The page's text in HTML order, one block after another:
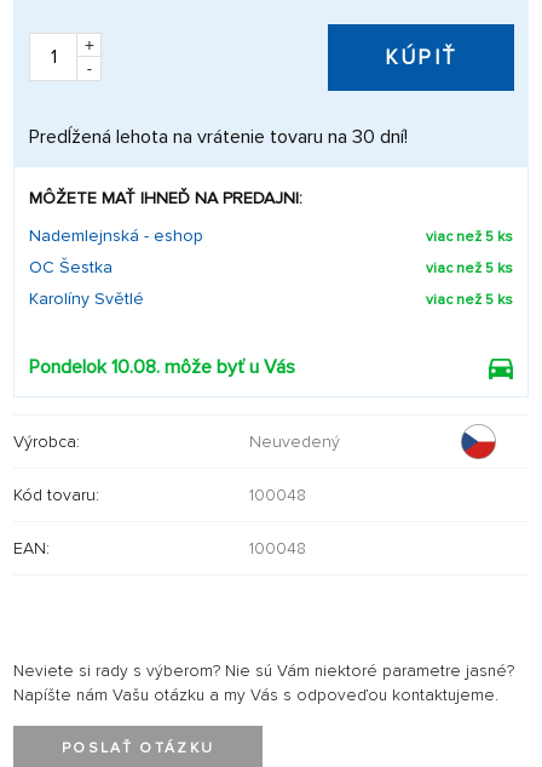
+
-
KÚPIŤ
Predĺžená lehota na vrátenie tovaru na 30 dní!
MÔŽETE MAŤ IHNEĎ NA PREDAJNI:
Nademlejnská - eshop
viac než 5 ks
OC Šestka viac než 5 ks
Karolíny Světlé viac než 5 ks
Pondelok 10.08. môže byť u Vás
Výrobca: Neuvedený
Kód tovaru: 100048
EAN: 100048
Neviete si rady s výberom? Nie sú Vám niektoré parametre jasné?
Napíšte nám Vašu otázku a my Vás s odpoveďou kontaktujeme.
POSLAŤ OTÁZKU